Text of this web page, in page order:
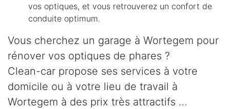
vos optiques, et vous retrouverez un confort de
conduite optimum.
Vous cherchez un garage à Wortegem pour
rénover vos optiques de phares ?
Clean-car propose ses services à votre
domicile ou à votre lieu de travail à
Wortegem à des prix très attractifs …